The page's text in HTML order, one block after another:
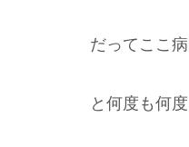
だってここ
と何度も何